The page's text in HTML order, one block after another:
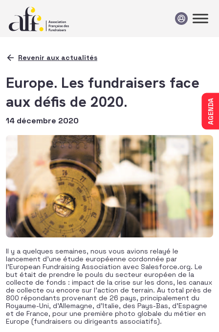
AGENDA
Revenir aux actualités
Europe. Les fundraisers face
aux défis de 2020.
14 décembre 2020
Il y a quelques semaines, nous vous avions relayé le
lancement d’une étude européenne cordonnée par
l’European Fundraising Association avec Salesforce.org. Le
but était de prendre le pouls du secteur européen de la
collecte de fonds : impact de la crise sur les dons, les canaux
de collecte ou encore sur l’action de terrain. Au total près de
800 répondants provenant de 26 pays, principalement du
Royaume-Uni, d’Allemagne, d’Italie, des Pays-Bas, d’Espagne
et de France, pour une première photo globale du métier en
Europe (fundraisers ou dirigeants associatifs).